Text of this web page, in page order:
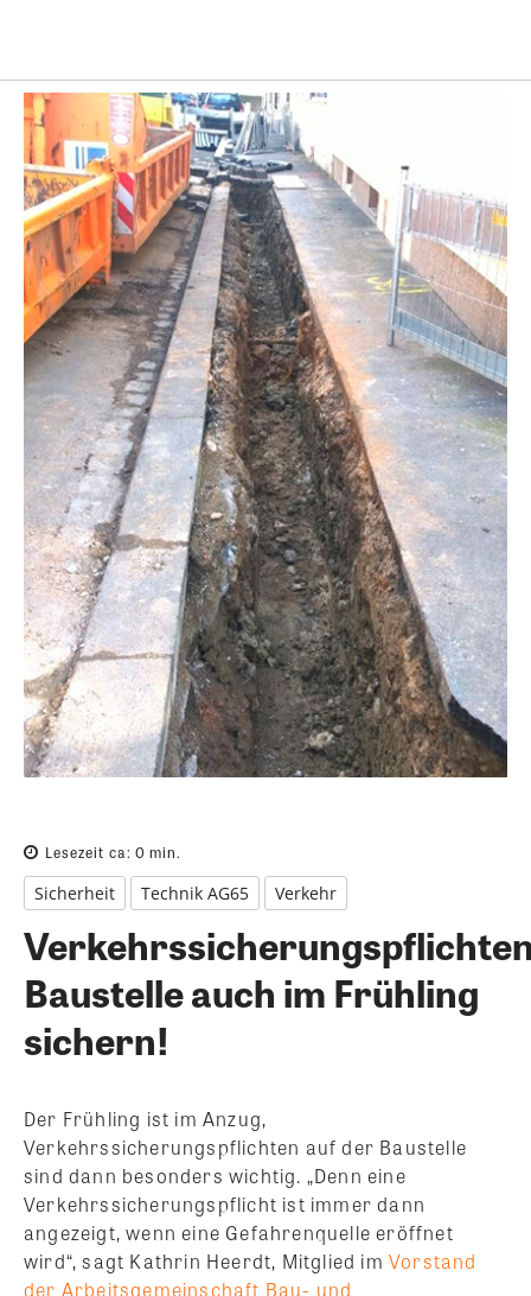
Lesezeit ca: 0 min.
Sicherheit Technik AG65 Verkehr
Baustelle auch im Frühling
sichern!
Der Frühling ist im Anzug,
Verkehrssicherungspflichten auf der Baustelle
sind dann besonders wichtig. „Denn eine
Verkehrssicherungspflicht ist immer dann
angezeigt, wenn eine Gefahrenquelle eröffnet
wird“, sagt Kathrin Heerdt, Mitglied imVorstand
der Arbeitsgemeinschaft Bau- und